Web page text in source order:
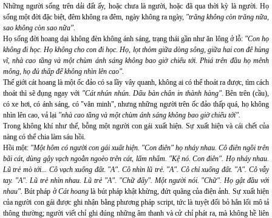
Những người sống trên dải đất ấy, hoặc chưa là người, hoặc đã qua thời kỳ là người. Họ
sống một đời đặc biệt, đêm không ra đêm, ngày không ra ngày, "trăng không còn trăng nữa,
sao không còn sao nữa".
Họ sống đời hoang dại không đèn không ánh sáng, trạng thái gần như ăn lông ở lỗ: "Con họ
không đi học. Họ không cho con đi học. Họ, lọt thỏm giữa dòng sông, giữa hai con đê hùng
vĩ, nhà cao tầng và một chùm ánh sáng không bao giờ chiếu tới. Phiá trên đầu họ mênh
mông, họ đủ thấp để không nhìn lên cao".
Thế giới cát hoang là một ốc đảo có sa lầy vây quanh, không ai có thể thoát ra được, tìm cách
thoát thì sẽ đụng ngay với "Cát nhún nhún. Dấu bàn chân in thành hàng". Bên trên (cầu),
có xe hơi, có ánh sáng, có "văn minh", nhưng những người trên ốc đảo thấp quá, họ không
nhìn lên cao, vả lại "nhà cao tầng và một chùm ánh sáng không bao giờ chiếu tới".
Trong không khí như thế, bỗng một người con gái xuất hiện. Sự xuất hiện và cái chết của
nàng có thể chia làm sáu hồi.
Hồi một: "Một hôm có người con gái xuất hiện. "Con điên" họ nháy nhau. Cô điên ngồi trên
bãi cát, dùng gậy vạch ngoằn ngoèo trên cát, lẩm nhẩm. "Kệ nó. Con điên". Họ nháy nhau.
Lũ trẻ mò tới... Cô vạch xuống đất. "A". Cô nhìn lũ trẻ. "A". Cô chỉ xuống đất. "A". Cô vẫy
tay. "A". Lũ trẻ nhìn nhau. Lũ trẻ "A". "Chữ đấy". Một người nói. "Chữ". Họ gật đầu với
nhau". Bút pháp ởCát hoang là bút pháp khật khừng, đứt quãng của điện ảnh. Sự xuất hiện
của người con gái được ghi nhận bằng phương pháp script, tức là tuyệt đối bỏ hẳn lối mô tả
thông thường; người viết chỉ ghi đúng những âm thanh và cử chỉ phát ra, mà không hề liên